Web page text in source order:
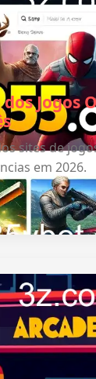
Jogos
sites de
em 2026.